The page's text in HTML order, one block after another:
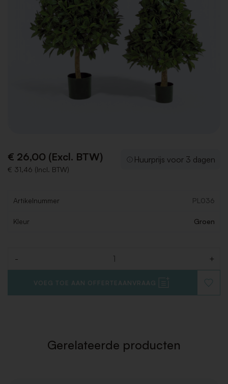
€ 26,00 (Excl. BTW)
€ 31,46 (Incl. BTW)
Huurprijs voor 3 dagen
Artikelnummer PL036
Kleur Groen
- +
VOEG TOE AAN OFFERTEAANVRAAG
TOE
Gerelateerde producten